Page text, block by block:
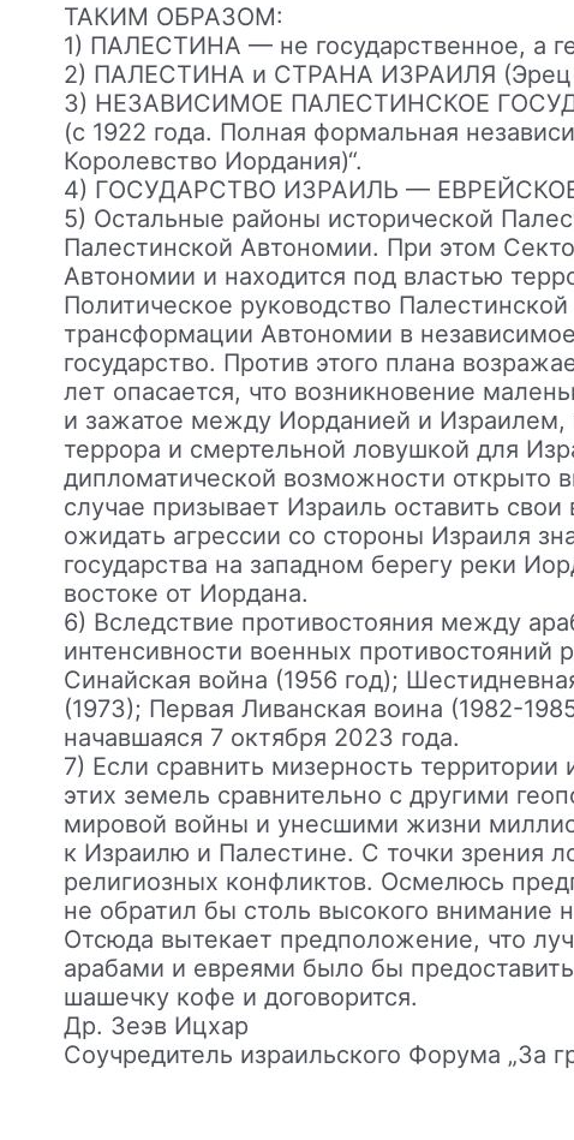
ТАКИМ ОБРАЗОМ:
1) ПАЛЕСТИНА — не государственное, а
2) ПАЛЕСТИНА и СТРАНА ИЗРАИЛЯ (Эрец
3) НЕЗАВИСИМОЕ ПАЛЕСТИНСКОЕ
(с 1922 года. Полная формальная
Королевство Иордания)“.
4) ГОСУДАРСТВО ИЗРАИЛЬ — ЕВРЕЙСКОЕ
5) Остальные районы исторической
Палестинской Автономии. При этом
Автономии и находится под властью
Политическое руководство
трансформации Автономии в
государство. Против этого плана
лет опасается, что возникновение
и зажатое между Иорданией и Израилем,
террора и смертельной ловушкой для
дипломатической возможности открыто
случае призывает Израиль оставить
ожидать агрессии со стороны Израиля
государства на западном берегу реки
востоке от Иордана.
6) Вследствие противостояния между
интенсивности военных противостояний
Синайская война (1956 год);
(1973); Первая Ливанская воина (1982-
начавшаяся 7 октября 2023 года.
7) Если сравнить мизерность
этих земель сравнительно с другими
мировой войны и унесшими жизни
к Израилю и Палестине. С точки зрения
религиозных конфликтов. Осмелюсь
не обратил бы столь высокого внимание
Отсюда вытекает предположение, что
арабами и евреями было бы
шашечку кофе и договорится.
Др. Зеэв Ицхар
Соучредитель израильского Форума „За